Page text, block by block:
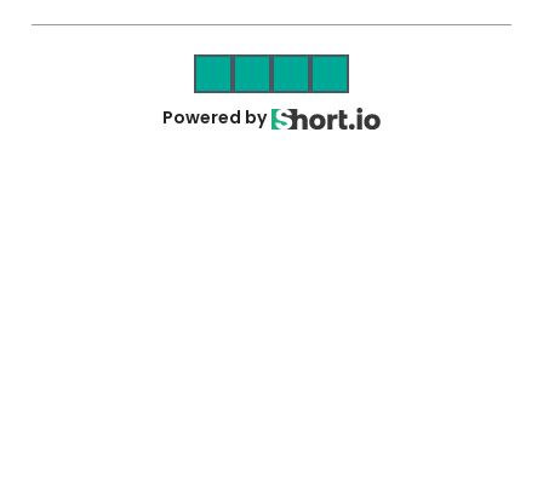
Powered by